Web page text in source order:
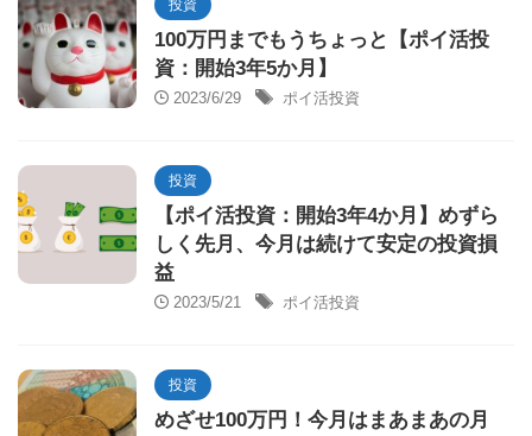
投資
100万円までもうちょっと【ポイ活投
資：開始3年5か月】
2023/6/29 ポイ活投資
投資
【ポイ活投資：開始3年4か月】めずら
しく先月、今月は続けて安定の投資損
益
2023/5/21 ポイ活投資
投資
めざせ100万円！今月はまあまあの月